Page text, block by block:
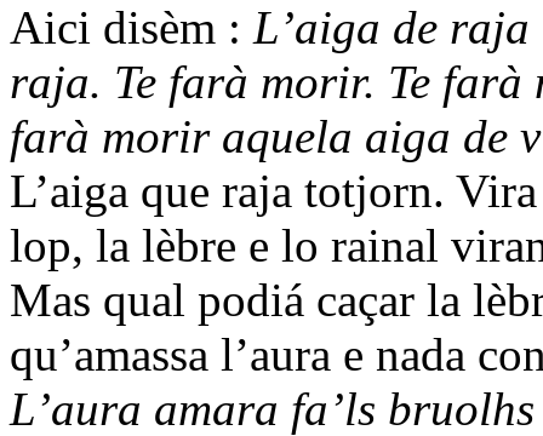
Aici disèm : L’aiga de
raja. Te farà morir. Te
farà morir aquela aiga de
L’aiga que raja totjorn.
lop, la lèbre e lo rainal
Mas qual podiá caçar la
qu’amassa l’aura e nada
L’aura amara fa’ls